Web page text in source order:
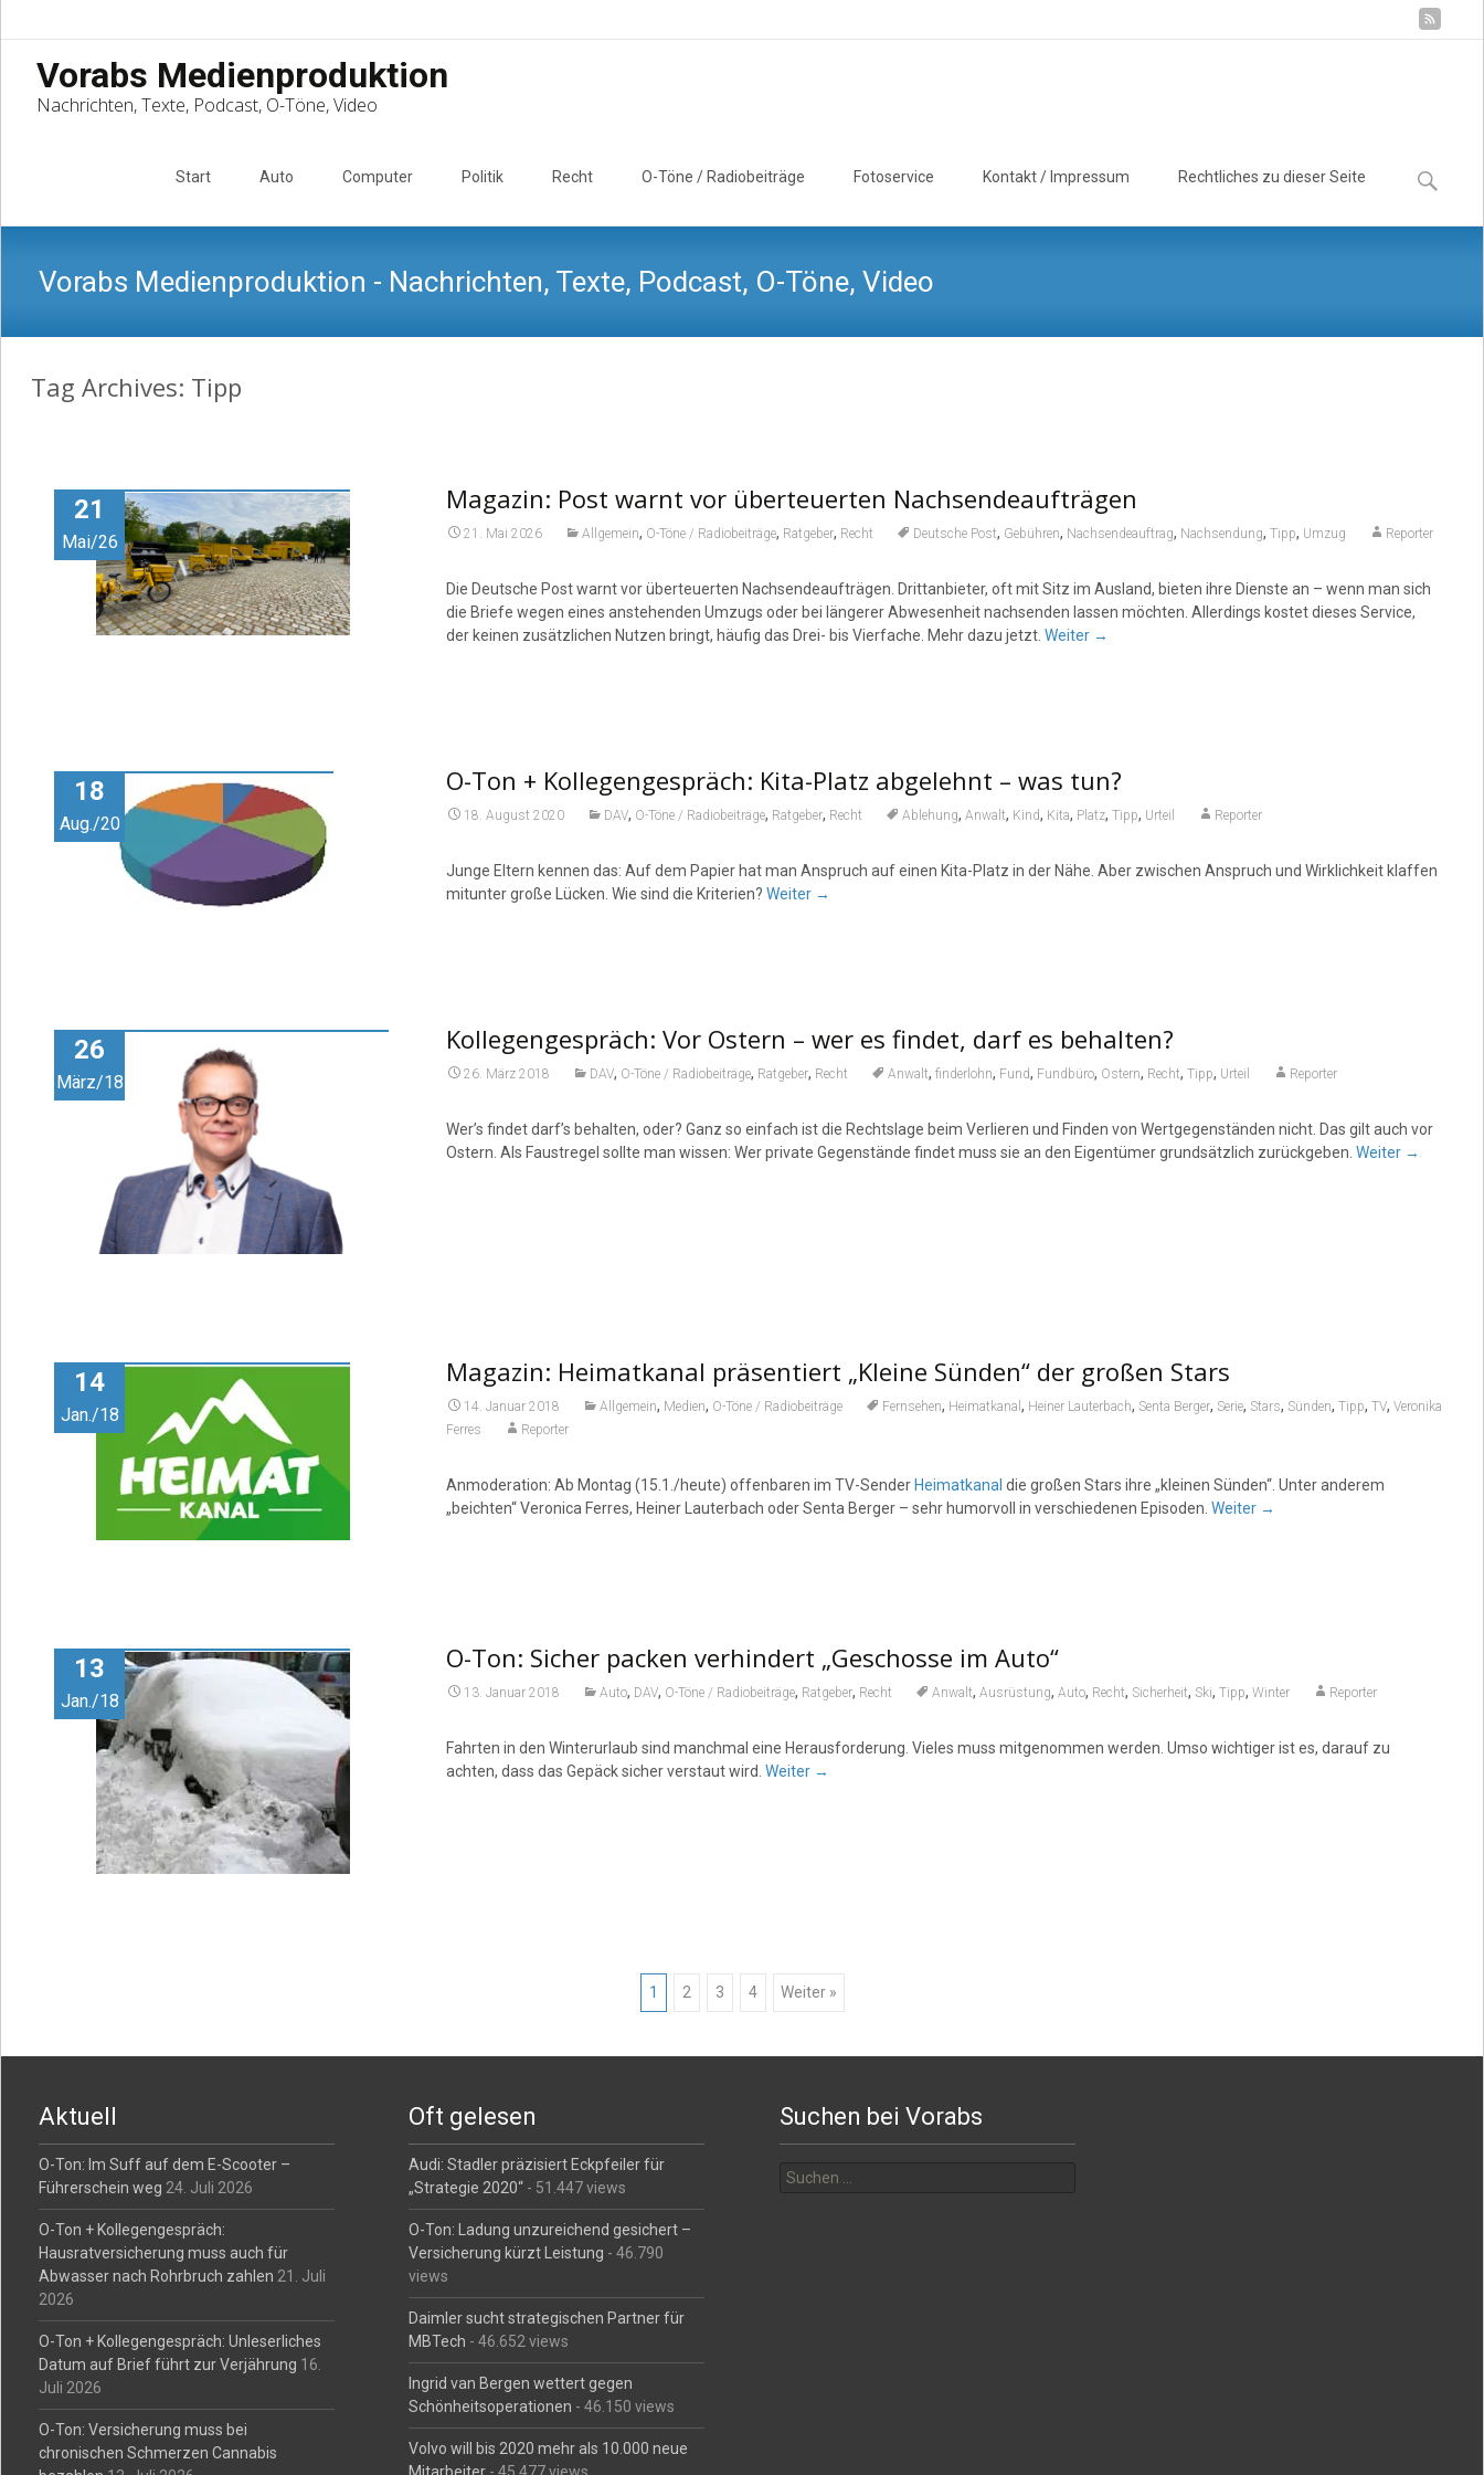
Vorabs Medienproduktion
Nachrichten, Texte, Podcast, O-Töne, Video
Start Auto Computer Politik Recht O-Töne / Radiobeiträge Fotoservice Kontakt / Impressum Rechtliches zu dieser Seite
Suchen
nach:
Vorabs Medienproduktion - Nachrichten, Texte, Podcast, O-Töne, Video
Tag Archives: Tipp
21
Mai/26
Magazin: Post warnt vor überteuerten Nachsendeaufträgen
21. Mai 2026 Allgemein, O-Töne / Radiobeiträge, Ratgeber, Recht Deutsche Post, Gebühren, Nachsendeauftrag, Nachsendung, Tipp, Umzug Reporter
Die Deutsche Post warnt vor überteuerten Nachsendeaufträgen. Drittanbieter, oft mit Sitz im Ausland, bieten ihre Dienste an – wenn man sich
die Briefe wegen eines anstehenden Umzugs oder bei längerer Abwesenheit nachsenden lassen möchten. Allerdings kostet dieses Service,
der keinen zusätzlichen Nutzen bringt, häufig das Drei- bis Vierfache. Mehr dazu jetzt. Weiter →
18
Aug./20
O-Ton + Kollegengespräch: Kita-Platz abgelehnt – was tun?
18. August 2020 DAV, O-Töne / Radiobeiträge, Ratgeber, Recht Ablehung, Anwalt, Kind, Kita, Platz, Tipp, Urteil Reporter
Junge Eltern kennen das: Auf dem Papier hat man Anspruch auf einen Kita-Platz in der Nähe. Aber zwischen Anspruch und Wirklichkeit klaffen
mitunter große Lücken. Wie sind die Kriterien? Weiter →
26
März/18
Kollegengespräch: Vor Ostern – wer es findet, darf es behalten?
26. März 2018 DAV, O-Töne / Radiobeiträge, Ratgeber, Recht Anwalt, finderlohn, Fund, Fundbüro, Ostern, Recht, Tipp, Urteil Reporter
Wer’s findet darf’s behalten, oder? Ganz so einfach ist die Rechtslage beim Verlieren und Finden von Wertgegenständen nicht. Das gilt auch vor
Ostern. Als Faustregel sollte man wissen: Wer private Gegenstände findet muss sie an den Eigentümer grundsätzlich zurückgeben. Weiter →
14
Jan./18
Magazin: Heimatkanal präsentiert „Kleine Sünden“ der großen Stars
14. Januar 2018 Allgemein, Medien, O-Töne / Radiobeiträge Fernsehen, Heimatkanal , Heiner Lauterbach, Senta Berger, Serie, Stars, Sünden, Tipp, TV, Veronika
Ferres
Reporter
Anmoderation: Ab Montag (15.1./heute) offenbaren im TV-Sender Heimatkanal die großen Stars ihre „kleinen Sünden“. Unter anderem
„beichten“ Veronica Ferres, Heiner Lauterbach oder Senta Berger – sehr humorvoll in verschiedenen Episoden. Weiter →
13
Jan./18
O-Ton: Sicher packen verhindert „Geschosse im Auto“
13. Januar 2018 Auto, DAV, O-Töne / Radiobeiträge, Ratgeber, Recht Anwalt, Ausrüstung, Auto, Recht, Sicherheit, Ski, Tipp, Winter Reporter
Fahrten in den Winterurlaub sind manchmal eine Herausforderung. Vieles muss mitgenommen werden. Umso wichtiger ist es, darauf zu
achten, dass das Gepäck sicher verstaut wird. Weiter →
navigation
1 2 3 4 Weiter »
Aktuell
O-Ton: Im Suff auf dem E-Scooter –
Führerschein weg 24. Juli 2026
O-Ton + Kollegengespräch:
Hausratversicherung muss auch für
Abwasser nach Rohrbruch zahlen 21. Juli
2026
O-Ton + Kollegengespräch: Unleserliches
Datum auf Brief führt zur Verjährung 16.
Juli 2026
O-Ton: Versicherung muss bei
chronischen Schmerzen Cannabis
Oft gelesen
Audi: Stadler präzisiert Eckpfeiler für
„Strategie 2020“ - 51.447 views
O-Ton: Ladung unzureichend gesichert –
Versicherung kürzt Leistung - 46.790
views
Daimler sucht strategischen Partner für
MBTech - 46.652 views
Ingrid van Bergen wettert gegen
Schönheitsoperationen - 46.150 views
Volvo will bis 2020 mehr als 10.000 neue
Suchen bei Vorabs
nach: